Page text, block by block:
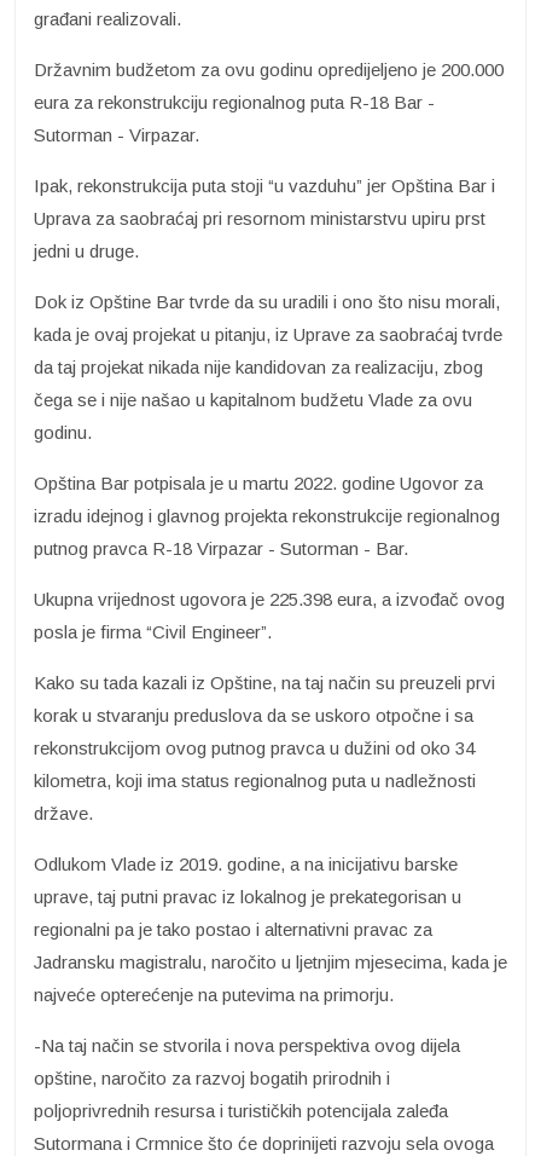
građani realizovali.
Državnim budžetom za ovu godinu opredijeljeno je 200.000
eura za rekonstrukciju regionalnog puta R-18 Bar -
Sutorman - Virpazar.
Ipak, rekonstrukcija puta stoji “u vazduhu” jer Opština Bar i
Uprava za saobraćaj pri resornom ministarstvu upiru prst
jedni u druge.
Dok iz Opštine Bar tvrde da su uradili i ono što nisu morali,
kada je ovaj projekat u pitanju, iz Uprave za saobraćaj tvrde
da taj projekat nikada nije kandidovan za realizaciju, zbog
čega se i nije našao u kapitalnom budžetu Vlade za ovu
godinu.
Opština Bar potpisala je u martu 2022. godine Ugovor za
izradu idejnog i glavnog projekta rekonstrukcije regionalnog
putnog pravca R-18 Virpazar - Sutorman - Bar.
Ukupna vrijednost ugovora je 225.398 eura, a izvođač ovog
posla je firma “Civil Engineer”.
Kako su tada kazali iz Opštine, na taj način su preuzeli prvi
korak u stvaranju preduslova da se uskoro otpočne i sa
rekonstrukcijom ovog putnog pravca u dužini od oko 34
kilometra, ​koji ima status regionalnog puta u nadležnosti
države.
Odlukom Vlade iz 2019. godine, a na inicijativu barske
uprave, taj putni pravac iz lokalnog je prekategorisan u
regionalni pa je tako postao i alternativni pravac za
Jadransku magistralu, naročito u ljetnjim mjesecima, kada je
najveće opterećenje na putevima na primorju.
-Na taj način se stvorila i nova perspektiva ovog dijela
opštine, naročito za razvoj bogatih prirodnih i
poljoprivrednih resursa i turističkih potencijala zaleđa
Sutormana i Crmnice što će doprinijeti razvoju sela ovoga